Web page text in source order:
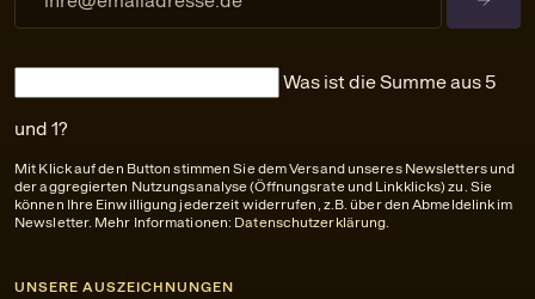
Was ist die Summe aus 5
und 1?
Mit Klick auf den Button stimmen Sie dem Versand unseres Newsletters und
der aggregierten Nutzungsanalyse (Öffnungsrate und Linkklicks) zu. Sie
können Ihre Einwilligung jederzeit widerrufen, z.B. über den Abmeldelink im
Newsletter. Mehr Informationen: Datenschutzerklärung
UNSERE AUSZEICHNUNGEN